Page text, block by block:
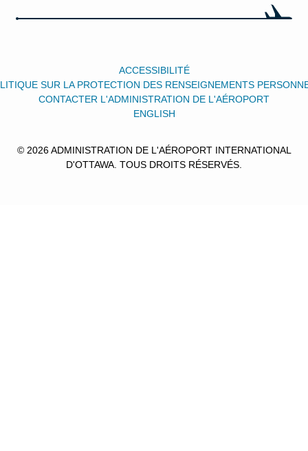
ACCESSIBILITÉ
SUR LA PROTECTION DES RENSEIGNEMENTS
CONTACTER L'ADMINISTRATION DE L'AÉROPORT
ENGLISH
© 2026 ADMINISTRATION DE L'AÉROPORT INTERNATIONAL
D'OTTAWA. TOUS DROITS RÉSERVÉS.